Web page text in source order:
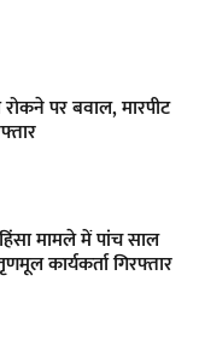
रोकने पर बवाल, मारपीट
मामले में पांच साल
कार्यकर्ता गिरफ्तार